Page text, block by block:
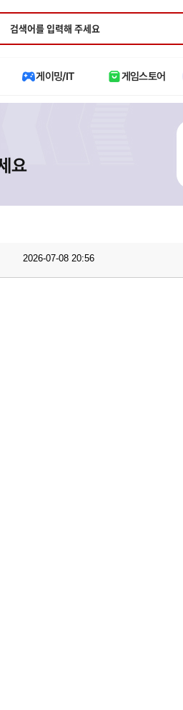
게이밍/IT 게임스토어
2026-07-08 20:56